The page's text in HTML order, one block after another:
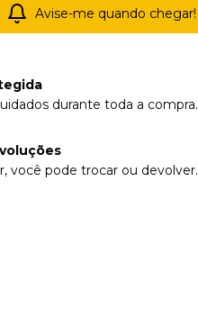
Avise-me quando chegar!
durante toda a compra.
você pode trocar ou devolver.